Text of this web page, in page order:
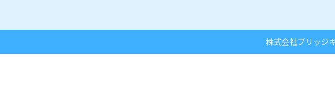
株式会社ブリッジ